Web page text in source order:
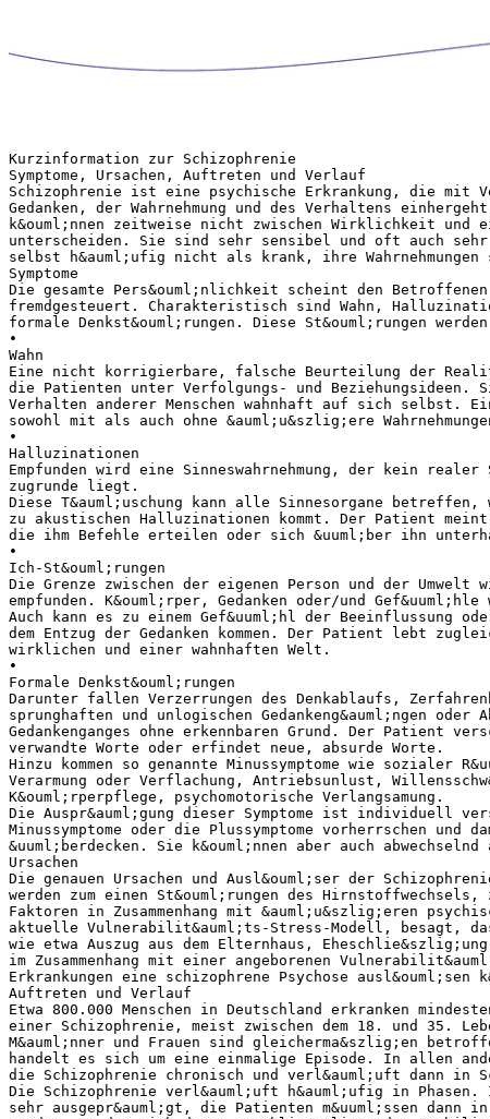
Kurzinformation zur Schizophrenie
Symptome, Ursachen, Auftreten und Verlauf
Schizophrenie ist eine psychische Erkrankung, die mit
Gedanken, der Wahrnehmung und des Verhaltens
k&ouml;nnen zeitweise nicht zwischen Wirklichkeit und
unterscheiden. Sie sind sehr sensibel und oft auch
selbst h&auml;ufig nicht als krank, ihre
Symptome
Die gesamte Pers&ouml;nlichkeit scheint den
fremdgesteuert. Charakteristisch sind Wahn,
formale Denkst&ouml;rungen. Diese St&ouml;rungen
•
Wahn
Eine nicht korrigierbare, falsche Beurteilung der
die Patienten unter Verfolgungs- und Beziehungsideen.
Verhalten anderer Menschen wahnhaft auf sich selbst.
sowohl mit als auch ohne &auml;u&szlig;ere
•
Halluzinationen
Empfunden wird eine Sinneswahrnehmung, der kein realer
zugrunde liegt.
Diese T&auml;uschung kann alle Sinnesorgane betreffen,
zu akustischen Halluzinationen kommt. Der Patient
die ihm Befehle erteilen oder sich &uuml;ber ihn
•
Ich-St&ouml;rungen
Die Grenze zwischen der eigenen Person und der
empfunden. K&ouml;rper, Gedanken oder/und
Auch kann es zu einem Gef&uuml;hl der Beeinflussung
dem Entzug der Gedanken kommen. Der Patient lebt
wirklichen und einer wahnhaften Welt.
•
Formale Denkst&ouml;rungen
Darunter fallen Verzerrungen des Denkablaufs,
sprunghaften und unlogischen Gedankeng&auml;ngen oder
Gedankenganges ohne erkennbaren Grund. Der Patient
verwandte Worte oder erfindet neue, absurde Worte.
Hinzu kommen so genannte Minussymptome wie sozialer
Verarmung oder Verflachung, Antriebsunlust,
K&ouml;rperpflege, psychomotorische Verlangsamung.
Die Auspr&auml;gung dieser Symptome ist individuell
Minussymptome oder die Plussymptome vorherrschen und
&uuml;berdecken. Sie k&ouml;nnen aber auch
Ursachen
Die genauen Ursachen und Ausl&ouml;ser der
werden zum einen St&ouml;rungen des Hirnstoffwechsels,
Faktoren in Zusammenhang mit &auml;u&szlig;eren
aktuelle Vulnerabilit&auml;ts-Stress-Modell, besagt,
wie etwa Auszug aus dem Elternhaus,
im Zusammenhang mit einer angeborenen
Erkrankungen eine schizophrene Psychose ausl&ouml;sen
Auftreten und Verlauf
Etwa 800.000 Menschen in Deutschland erkranken
einer Schizophrenie, meist zwischen dem 18. und 35.
M&auml;nner und Frauen sind gleicherma&szlig;en
handelt es sich um eine einmalige Episode. In allen
die Schizophrenie chronisch und verl&auml;uft dann in
Die Schizophrenie verl&auml;uft h&auml;ufig in Phasen.
sehr ausgepr&auml;gt, die Patienten m&uuml;ssen dann